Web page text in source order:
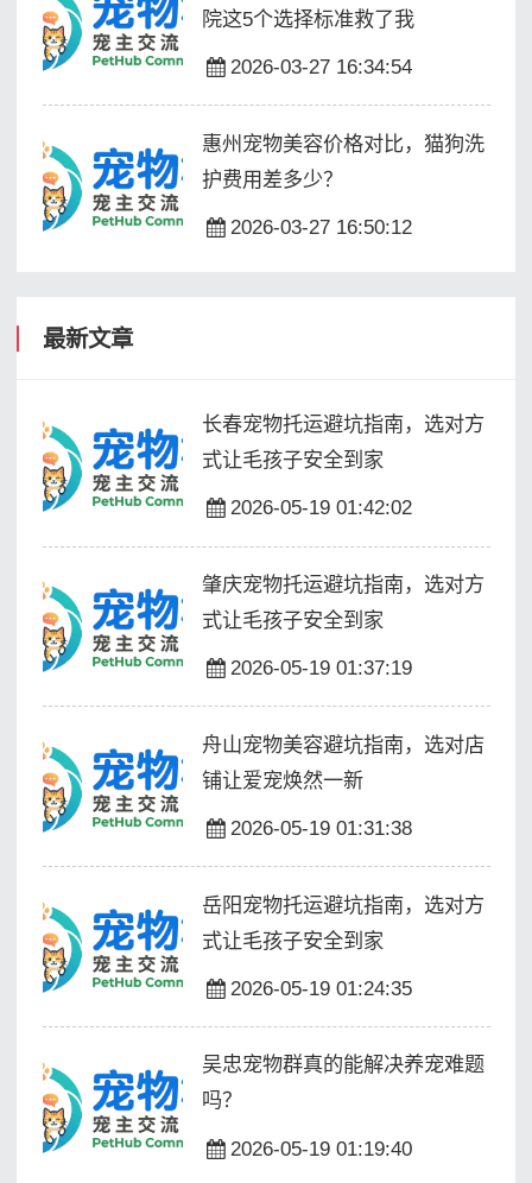
院这5个选择标准救了我
2026-03-27 16:34:54
惠州宠物美容价格对比，猫狗洗
护费用差多少？
2026-03-27 16:50:12
最新文章
长春宠物托运避坑指南，选对方
式让毛孩子安全到家
2026-05-19 01:42:02
肇庆宠物托运避坑指南，选对方
式让毛孩子安全到家
2026-05-19 01:37:19
舟山宠物美容避坑指南，选对店
铺让爱宠焕然一新
2026-05-19 01:31:38
岳阳宠物托运避坑指南，选对方
式让毛孩子安全到家
2026-05-19 01:24:35
吴忠宠物群真的能解决养宠难题
吗？
2026-05-19 01:19:40